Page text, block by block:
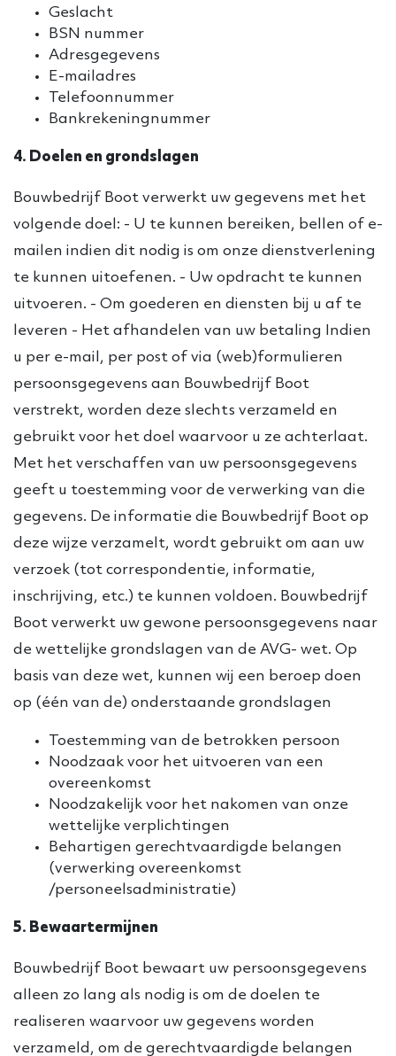
Geslacht
BSN nummer
Adresgegevens
E-mailadres
Telefoonnummer
Bankrekeningnummer
4. Doelen en grondslagen
Bouwbedrijf Boot verwerkt uw gegevens met het
volgende doel: - U te kunnen bereiken, bellen of e-
mailen indien dit nodig is om onze dienstverlening
te kunnen uitoefenen. - Uw opdracht te kunnen
uitvoeren. - Om goederen en diensten bij u af te
leveren - Het afhandelen van uw betaling Indien
u per e-mail, per post of via (web)formulieren
persoonsgegevens aan Bouwbedrijf Boot
verstrekt, worden deze slechts verzameld en
gebruikt voor het doel waarvoor u ze achterlaat.
Met het verschaffen van uw persoonsgegevens
geeft u toestemming voor de verwerking van die
gegevens. De informatie die Bouwbedrijf Boot op
deze wijze verzamelt, wordt gebruikt om aan uw
verzoek (tot correspondentie, informatie,
inschrijving, etc.) te kunnen voldoen. Bouwbedrijf
Boot verwerkt uw gewone persoonsgegevens naar
de wettelijke grondslagen van de AVG- wet. Op
basis van deze wet, kunnen wij een beroep doen
op (één van de) onderstaande grondslagen
Toestemming van de betrokken persoon
Noodzaak voor het uitvoeren van een
overeenkomst
Noodzakelijk voor het nakomen van onze
wettelijke verplichtingen
Behartigen gerechtvaardigde belangen
(verwerking overeenkomst
/personeelsadministratie)
5. Bewaartermijnen
Bouwbedrijf Boot bewaart uw persoonsgegevens
alleen zo lang als nodig is om de doelen te
realiseren waarvoor uw gegevens worden
verzameld, om de gerechtvaardigde belangen